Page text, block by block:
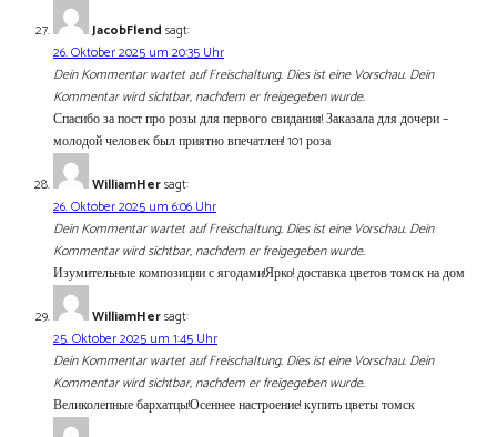
JacobFlend sagt:
26. Oktober 2025 um 20:35 Uhr
Dein Kommentar wartet auf Freischaltung. Dies ist eine Vorschau. Dein
Kommentar wird sichtbar, nachdem er freigegeben wurde.
Спасибо за пост про розы для первого свидания! Заказала для дочери –
молодой человек был приятно впечатлен! 101 роза
WilliamHersagt:
26. Oktober 2025 um 6:06 Uhr
Dein Kommentar wartet auf Freischaltung. Dies ist eine Vorschau. Dein
Kommentar wird sichtbar, nachdem er freigegeben wurde.
Изумительные композиции с ягодами!Ярко! доставка цветов томск на дом
WilliamHersagt:
25. Oktober 2025 um 1:45 Uhr
Dein Kommentar wartet auf Freischaltung. Dies ist eine Vorschau. Dein
Kommentar wird sichtbar, nachdem er freigegeben wurde.
Великолепные бархатцы!Осеннее настроение! купить цветы томск